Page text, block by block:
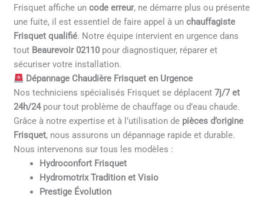
Frisquet affiche uncode erreur, ne démarre plus ou présente
une fuite, il est essentiel de faire appel à unchauffagiste
Frisquet qualifié. Notre équipe intervient en urgence dans
tout Beaurevoir 02110 pour diagnostiquer, réparer et
sécuriser votre installation.
Dépannage Chaudière Frisquet en Urgence
Nos techniciens spécialisés Frisquet se déplacent7j/7 et
24h/24pour tout problème de chauffage ou d’eau chaude.
Grâce à notre expertise et à l’utilisation de pièces d’origine
Frisquet, nous assurons un dépannage rapide et durable.
Nous intervenons sur tous les modèles :
Hydroconfort Frisquet
Hydromotrix Tradition et Visio
Prestige Évolution